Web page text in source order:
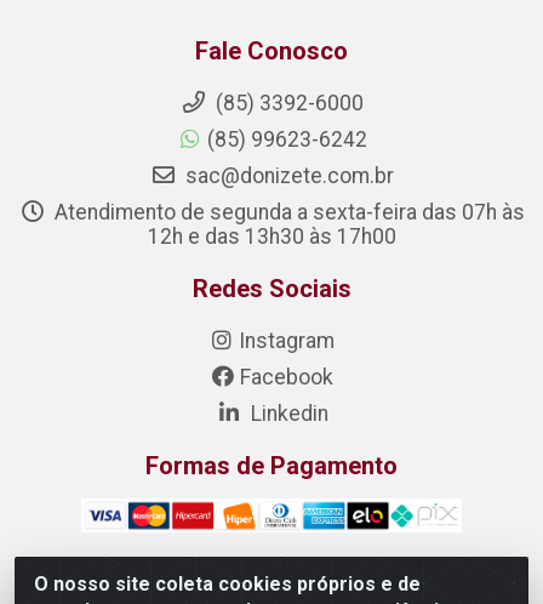
O nosso site coleta cookies próprios e de
Fale Conosco
(85) 3392-6000
(85) 99623-6242
sac@donizete.com.br
Atendimento de segunda a sexta-feira das 07h às
12h e das 13h30 às 17h00
Redes Sociais
Instagram
Facebook
Linkedin
Formas de Pagamento